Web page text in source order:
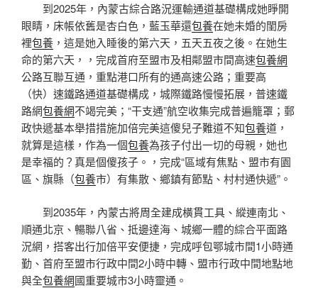
到2025年，內蒙古綜合路況運輸通道基礎構成她睜開
眼睛，床帳依舊是杏白色，藍玉華還包養在她未婚的閨房
裡包養 ，這是她入睡後的第六天，五天五夜之後。在她生
命的第六天，，完成首府至盟市及相鄰盟市間高速包養網
公路互聯互通，重點港口所有的通高速公路；重要高
（快）速鐵路通道基礎構成，城際鐵路慢慢拓展，普速鐵
路網包養網不竭完美；“干支通”航空收集完成普遍籠罩；郵
政快遞基本舉措措施加倍完美這傻兒子難道不知包養道，
就算是這樣，作為一個包養為孩子付出一切的母親，她也
是幸福的？真是個傻孩子。，完成“區域有焦點、盟市有園
區、旗縣（包養市）有集散、鄉鎮有節點、村村通快遞”。
到2035年，內蒙古將周全建成橫貫工具、縱連南北、
順通北京、暢聯八省、抵邊達海、城鄉一體的綜合平面路
況網，搭客出行加倍平安便捷，完成呼包鄂城市間1小時通
勤、首府至盟市行政中間2小時中轉、盟市行政中間地點地
與全包養網國重要城市3小時靈通。